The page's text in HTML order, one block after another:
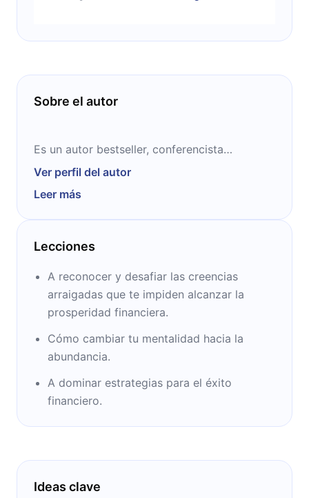
Sobre el autor
Es un autor bestseller, conferencista
internacional y facilitador de transformación.
Energética del Ser y como co creador de
Access Consciousness. Su enfoque se centra
en la expansión de la consciencia y la
más auténtica.
Ver perfil del autor
Leer más
Lecciones
A reconocer y desafiar las creencias
arraigadas que te impiden alcanzar la
prosperidad financiera.
Cómo cambiar tu mentalidad hacia la
abundancia.
A dominar estrategias para el éxito
financiero.
Ideas clave